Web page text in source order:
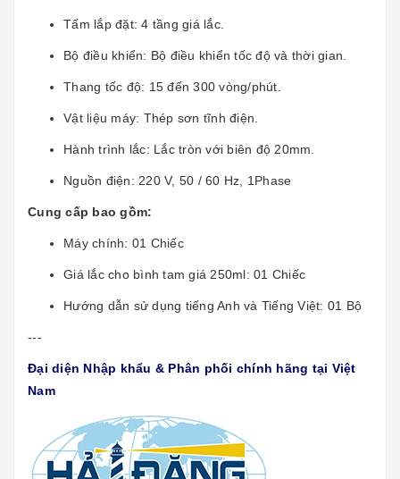
Tấm lắp đặt: 4 tầng giá lắc.
Bộ điều khiển: Bộ điều khiển tốc độ và thời gian.
Thang tốc độ: 15 đến 300 vòng/phút.
Vật liệu máy: Thép sơn tĩnh điện.
Hành trình lắc: Lắc tròn với biên độ 20mm.
Nguồn điện: 220 V, 50 / 60 Hz, 1Phase
Cung cấp bao gồm:
Máy chính: 01 Chiếc
Giá lắc cho bình tam giá 250ml: 01 Chiếc
Hướng dẫn sử dụng tiếng Anh và Tiếng Việt: 01 Bộ
---
Đại diện Nhập khẩu & Phân phối chính hãng tại Việt
Nam